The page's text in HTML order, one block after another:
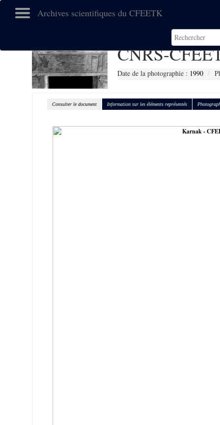
Archives scientifiques du CFEETK
CNRS-
Date de la photographie : 1990
Consulter le document Information sur les éléments représentés